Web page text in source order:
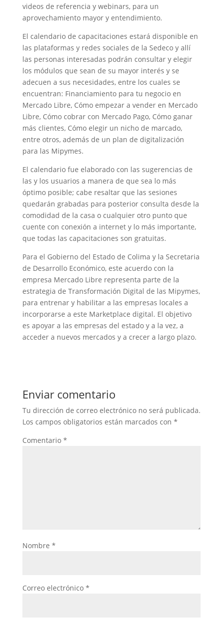
videos de referencia y webinars, para un
aprovechamiento mayor y entendimiento.
El calendario de capacitaciones estará disponible en
las plataformas y redes sociales de la Sedeco y allí
las personas interesadas podrán consultar y elegir
los módulos que sean de su mayor interés y se
adecuen a sus necesidades, entre los cuales se
encuentran: Financiamiento para tu negocio en
Mercado Libre, Cómo empezar a vender en Mercado
Libre, Cómo cobrar con Mercado Pago, Cómo ganar
más clientes, Cómo elegir un nicho de marcado,
entre otros, además de un plan de digitalización
para las Mipymes.
El calendario fue elaborado con las sugerencias de
las y los usuarios a manera de que sea lo más
óptimo posible; cabe resaltar que las sesiones
quedarán grabadas para posterior consulta desde la
comodidad de la casa o cualquier otro punto que
cuente con conexión a internet y lo más importante,
que todas las capacitaciones son gratuitas.
Para el Gobierno del Estado de Colima y la Secretaria
de Desarrollo Económico, este acuerdo con la
empresa Mercado Libre representa parte de la
estrategia de Transformación Digital de las Mipymes,
para entrenar y habilitar a las empresas locales a
incorporarse a este Marketplace digital. El objetivo
es apoyar a las empresas del estado y a la vez, a
acceder a nuevos mercados y a crecer a largo plazo.
Enviar comentario
Tu dirección de correo electrónico no será publicada.
Los campos obligatorios están marcados con *
Comentario *
Nombre *
Correo electrónico *